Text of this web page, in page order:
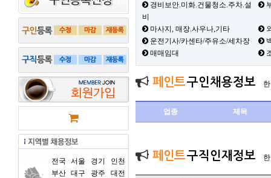
전국 서울 경기
인천
부산 대구 광주
대전
경비보안.미화.건물청소.주차.설
비
마사지, 매장.사우나,기타
운전기사/카센타/주유소/세차장
매매임대
페인트구인채용정보
업종 제목
페인트구직인재정보